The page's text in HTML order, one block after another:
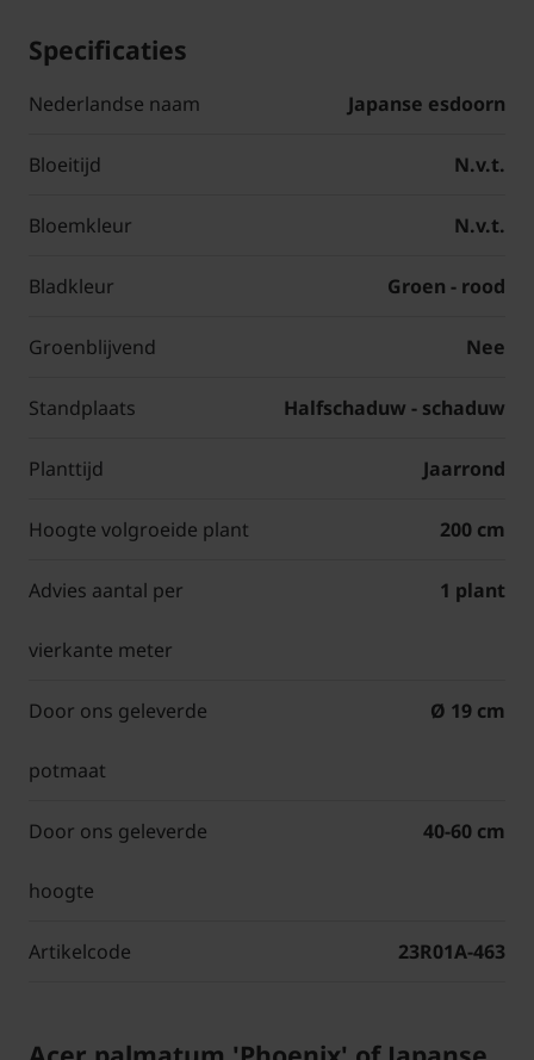
Specificaties
Nederlandse naam Japanse esdoorn
Bloeitijd N.v.t.
Bloemkleur N.v.t.
Bladkleur Groen - rood
Groenblijvend Nee
Standplaats Halfschaduw - schaduw
Planttijd Jaarrond
Hoogte volgroeide plant 200 cm
Advies aantal per
vierkante meter
1 plant
Door ons geleverde
potmaat
Ø 19 cm
Door ons geleverde
hoogte
40-60 cm
Artikelcode 23R01A-463